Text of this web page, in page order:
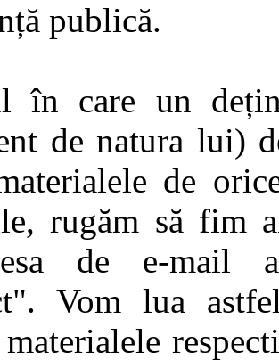
publică.
în care un
de natura lui)
de
rugăm să fim
de e-mail
Vom lua